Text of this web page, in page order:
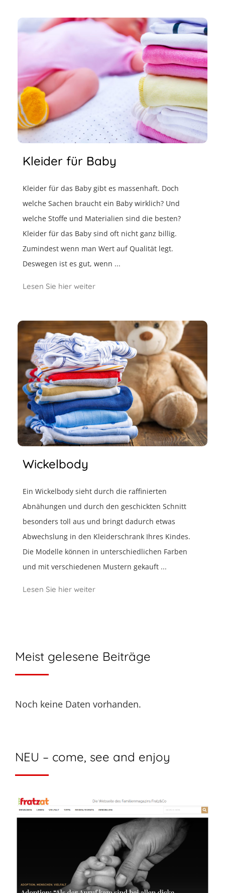
Kleider für Baby
Kleider für das Baby gibt es massenhaft. Doch
welche Sachen braucht ein Baby wirklich? Und
welche Stoffe und Materialien sind die besten?
Kleider für das Baby sind oft nicht ganz billig.
Zumindest wenn man Wert auf Qualität legt.
Deswegen ist es gut, wenn ...
Lesen Sie hier weiter
Wickelbody
Ein Wickelbody sieht durch die raffinierten
Abnähungen und durch den geschickten Schnitt
besonders toll aus und bringt dadurch etwas
Abwechslung in den Kleiderschrank Ihres Kindes.
Die Modelle können in unterschiedlichen Farben
und mit verschiedenen Mustern gekauft ...
Lesen Sie hier weiter
Meist gelesene Beiträge
Noch keine Daten vorhanden.
NEU – come, see and enjoy